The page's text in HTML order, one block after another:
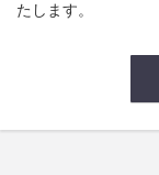
たします。